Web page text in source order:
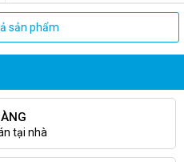
sản phẩm
tại nhà